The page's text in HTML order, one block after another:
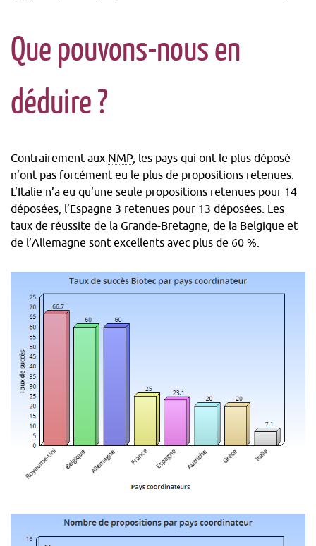
Que pouvons-nous en
déduire ?
Contrairement aux NMP, les pays qui ont le plus déposé
n’ont pas forcément eu le plus de propositions retenues.
L’Italie n’a eu qu’une seule propositions retenues pour 14
déposées, l’Espagne 3 retenues pour 13 déposées. Les
taux de réussite de la Grande-Bretagne, de la Belgique et
de l’Allemagne sont excellents avec plus de 60 %.